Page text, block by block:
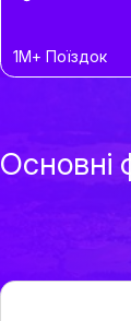
1М+ Поїздок
Основні